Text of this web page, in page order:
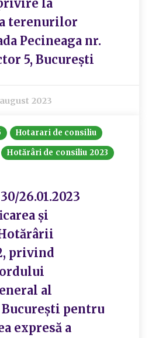
la
terenurilor
Pecineaga nr.
5, București
2023
Hotarari de consiliu
Hotărâri de consiliu 2023
26.01.2023
și
privind
al
pentru
expresă a